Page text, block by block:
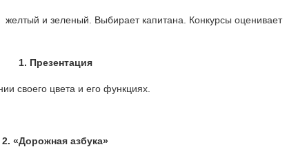
и зеленый. Выбирает капитана. Конкурсы оценивает
1. Презентация
своего цвета и его функциях.
2. «Дорожная азбука»